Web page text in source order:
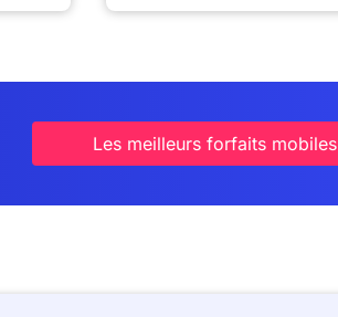
Les meilleurs forfaits mobiles